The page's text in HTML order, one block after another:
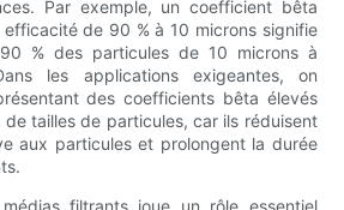
Par exemple, un coefficient bêta
de 90 % à 10 microns signifie
% des particules de 10 microns à
les applications exigeantes, on
des coefficients bêta élevés
de tailles de particules, car ils réduisent
aux particules et prolongent la durée